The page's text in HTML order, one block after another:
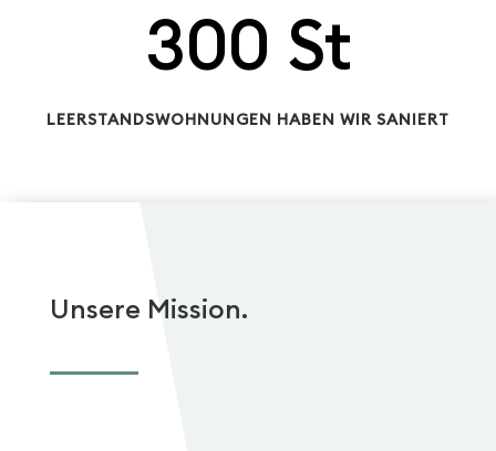
300 St
LEERSTANDSWOHNUNGEN HABEN WIR SANIERT
Unsere Mission.